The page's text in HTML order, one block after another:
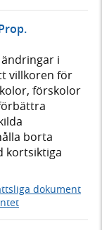
i
villkoren för
förskolor
borta
kortsiktiga
dokument